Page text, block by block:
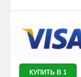
КУПИТЬ В 1